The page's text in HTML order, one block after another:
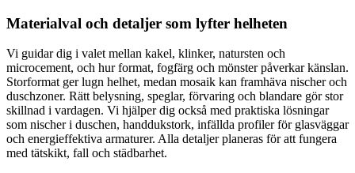
Materialval och detaljer som lyfter helheten
Vi guidar dig i valet mellan kakel, klinker, natursten och
microcement, och hur format, fogfärg och mönster påverkar känslan.
Storformat ger lugn helhet, medan mosaik kan framhäva nischer och
duschzoner. Rätt belysning, speglar, förvaring och blandare gör stor
skillnad i vardagen. Vi hjälper dig också med praktiska lösningar
som nischer i duschen, handdukstork, infällda profiler för glasväggar
och energieffektiva armaturer. Alla detaljer planeras för att fungera
med tätskikt, fall och städbarhet.